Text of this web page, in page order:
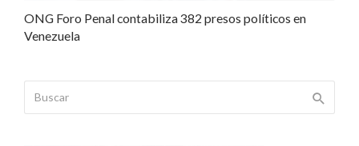
ONG Foro Penal contabiliza 382 presos políticos en
Venezuela